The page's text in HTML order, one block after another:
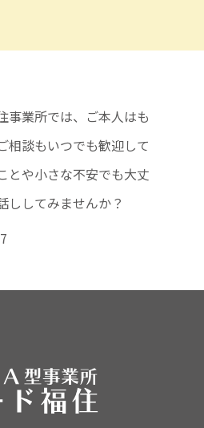
事業所では、ご本人はも
相談もいつでも歓迎して
とや小さな不安でも大丈
ししてみませんか？